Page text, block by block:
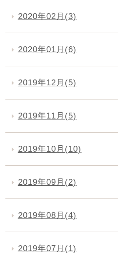
2020年02月(3)
2020年01月(6)
2019年12月(5)
2019年11月(5)
2019年10月(10)
2019年09月(2)
2019年08月(4)
2019年07月(1)